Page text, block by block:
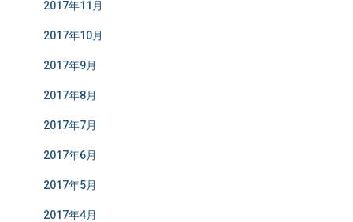
2017年11月
2017年10月
2017年9月
2017年8月
2017年7月
2017年6月
2017年5月
2017年4月